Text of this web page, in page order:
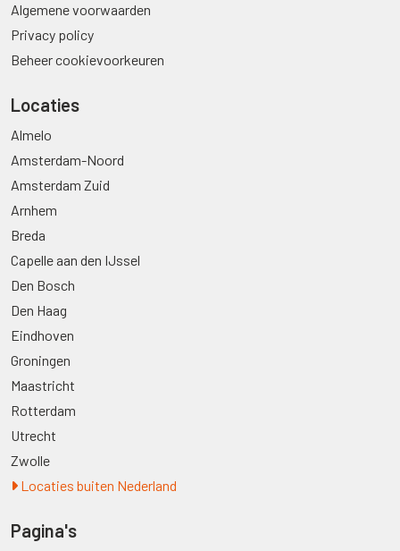
Algemene voorwaarden
Privacy policy
Beheer cookievoorkeuren
Locaties
Almelo
Amsterdam-Noord
Amsterdam Zuid
Arnhem
Breda
Capelle aan den IJssel
Den Bosch
Den Haag
Eindhoven
Groningen
Maastricht
Rotterdam
Utrecht
Zwolle
Locaties buiten Nederland
Pagina's